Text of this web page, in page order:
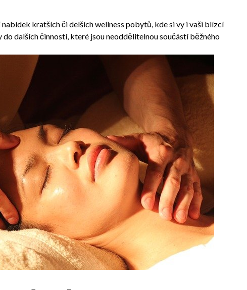
kratších či delších wellness pobytů, kde si vy i vaši blízcí
dalších činností, které jsou neoddělitelnou součástí běžného